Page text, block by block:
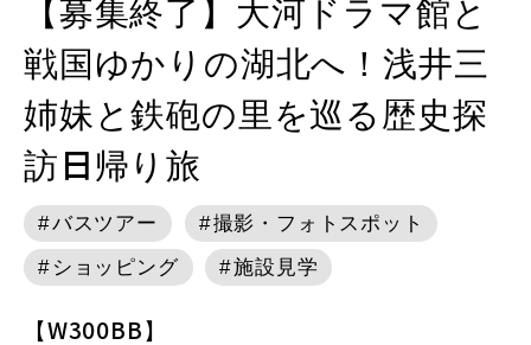
【募集終了】大河ドラマ館と
戦国ゆかりの湖北へ！浅井三
姉妹と鉄砲の里を巡る歴史探
訪日帰り旅
バスツアー
撮影・フォトスポット
ショッピング
施設見学
【W300BB】